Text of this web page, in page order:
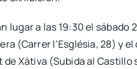
lugar a las 19:30 el sá­ba­do
(Carrer l’Església, 28) y
Xà­ti­va (Subi­da al Cas­ti­llo